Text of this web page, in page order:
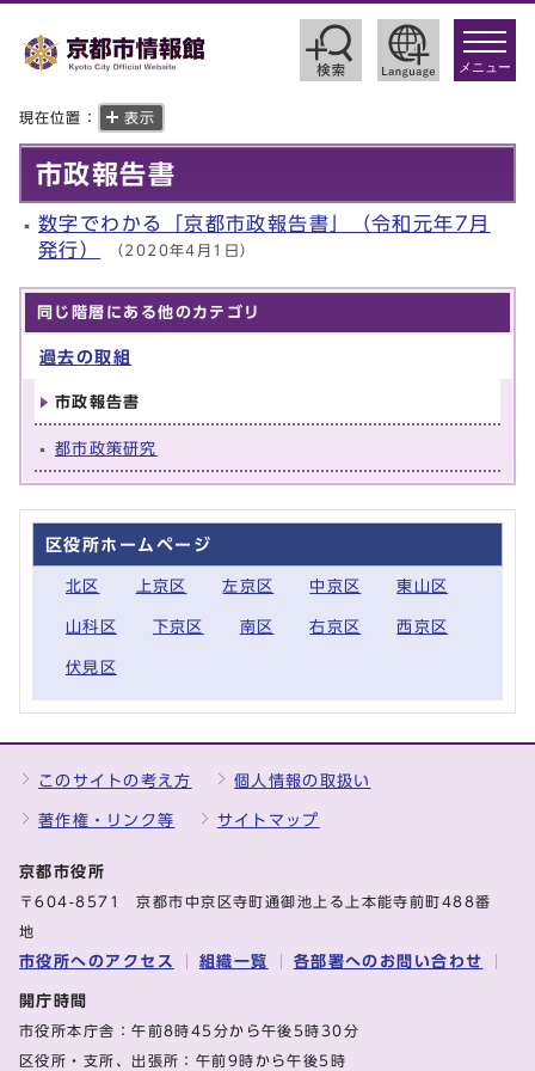
toggle
メニュー
現在位置： 表示
市政報告書
数字でわかる「京都市政報告書」（令和元年7月
発行） （2020年4月1日）
同じ階層にある他のカテゴリ
過去の取組​
市政報告書
都市政策研究​
区役所ホームページ
北区 上京区 左京区 中京区 東山区
山科区 下京区 南区 右京区 西京区
伏見区
このサイトの考え方 個人情報の取扱い
著作権・リンク等 サイトマップ
京都市役所
〒604-8571 京都市中京区寺町通御池上る上本能寺前町488番
地
市役所へのアクセス 組織一覧 各部署へのお問い合わせ
開庁時間
市役所本庁舎：午前8時45分から午後5時30分
区役所・支所、出張所：午前9時から午後5時